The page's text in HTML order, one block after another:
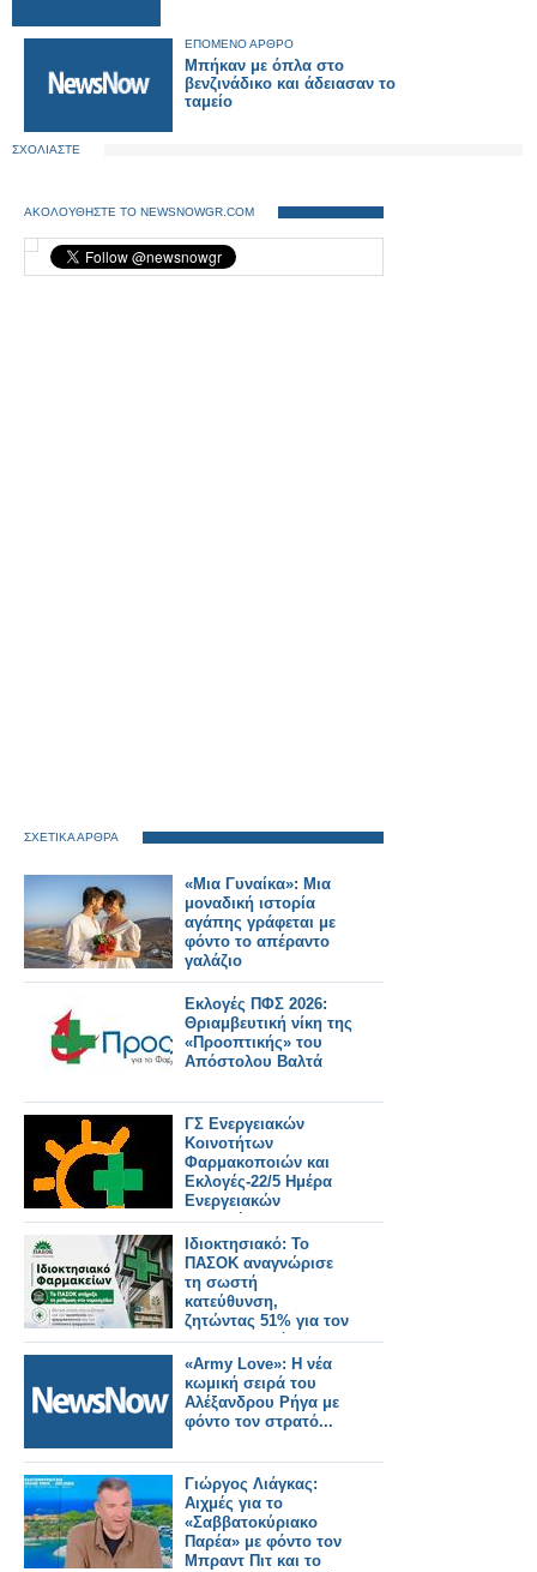
ΕΠΟΜΕΝΟ ΑΡΘΡΟ
Μπήκαν με όπλα στο
βενζινάδικο και άδειασαν το
ταμείο
ΣΧΟΛΙΑΣΤΕ
ΑΚΟΛΟΥΘΗΣΤΕ ΤΟ NEWSNOWGR.COM
ΣΧΕΤΙΚΑ ΑΡΘΡΑ
«Μια Γυναίκα»: Μια
μοναδική ιστορία
αγάπης γράφεται με
φόντο το απέραντο
γαλάζιο
Εκλογές ΠΦΣ 2026:
Θριαμβευτική νίκη της
«Προοπτικής» του
Απόστολου Βαλτά
ΓΣ Ενεργειακών
Κοινοτήτων
Φαρμακοποιών και
Εκλογές-22/5 Ημέρα
Ενεργειακών
Κοινοτήτων στην
Ευρώπη
Ιδιοκτησιακό: Το
ΠΑΣΟΚ αναγνώρισε
τη σωστή
κατεύθυνση,
ζητώντας 51% για τον
φαρμακοποιό
«Army Love»: Η νέα
κωμική σειρά του
Αλέξανδρου Ρήγα με
φόντο τον στρατό...
Γιώργος Λιάγκας:
Αιχμές για το
«Σαββατοκύριακο
Παρέα» με φόντο τον
Μπραντ Πιτ και το